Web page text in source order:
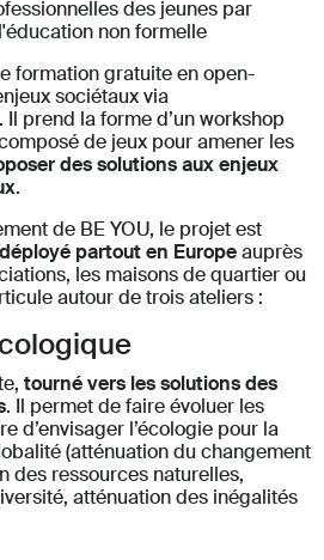
des jeunes par
non formelle
formation gratuite en open-
sociétaux via
Il prend la forme d’un workshop
de jeux pour amener les
des solutions aux enjeux
.
de BE YOU, le projet est
partout en Europeauprès
les maisons de quartier ou
autour de trois ateliers :
tourné vers les solutions des
. Il permet de faire évoluer les
d’envisager l’écologie pour la
(atténuation du changement
des ressources naturelles,
atténuation des inégalités